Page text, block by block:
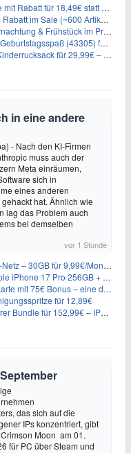
statt 29,50€ – einlösbar bis Dezember
Sale (~600 Artikel zur Auswahl)
im Premium Hotel (Bad Oeynhausen) ab 89€ p.P.
(43305) für 29,10€
für 29,99€ – Amber-maple
in eine andere
- Nach den KI-Firmen
muss auch der
Meta einräumen,
sich in
eines anderen
hat. Ähnlich wie
lag das Problem auch
bei demselben
vor 1 Stunde
für 12,49€/Monat / 100GB für 19,99€/Monat (auch mtl. kündbar)
50GB 5G + Alles-Flat im Telekom-Netz für 44,94€/Monat – eff. 4,40€/Monat
Bonus – eine der besten Kreditkarten
für 12,89€
2×12.000 Schnitte/min, USB-C, 0,055mm Scherfolie
das sich auf die
IPs konzentriert, gibt
Moon am 01.
für PC über Steam und